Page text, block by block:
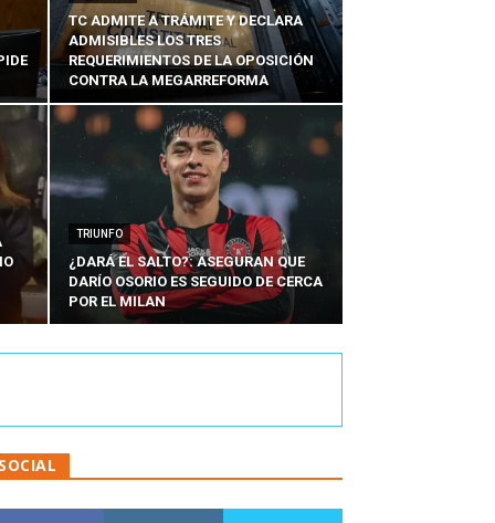
TC ADMITE A TRÁMITE Y DECLARA
ADMISIBLES LOS TRES
REQUERIMIENTOS DE LA OPOSICIÓN
CONTRA LA MEGARREFORMA
TRIUNFO
¿DARÁ EL SALTO?: ASEGURAN QUE
DARÍO OSORIO ES SEGUIDO DE CERCA
POR EL MILAN